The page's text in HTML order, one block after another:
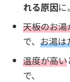
れる原因に。
天板のお
で、 お湯は
温度が高い
で、